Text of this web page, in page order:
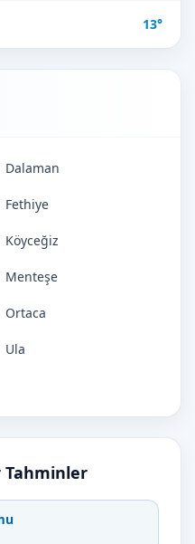
13°
Dalaman
Fethiye
Köyceğiz
Menteşe
Ortaca
Ula
Tahminler